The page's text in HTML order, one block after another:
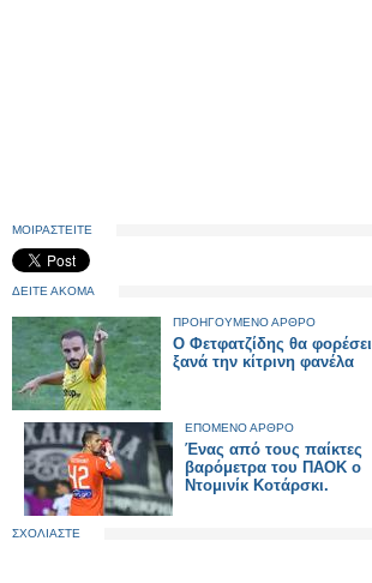
ΜΟΙΡΑΣΤΕΙΤΕ
ΔΕΙΤΕ ΑΚΟΜΑ
ΠΡΟΗΓΟΥΜΕΝΟ ΑΡΘΡΟ
Ο Φετφατζίδης θα φορέσει
ξανά την κίτρινη φανέλα
ΕΠΟΜΕΝΟ ΑΡΘΡΟ
Ένας από τους παίκτες
βαρόμετρα του ΠΑΟΚ ο
Ντομινίκ Κοτάρσκι.
ΣΧΟΛΙΑΣΤΕ